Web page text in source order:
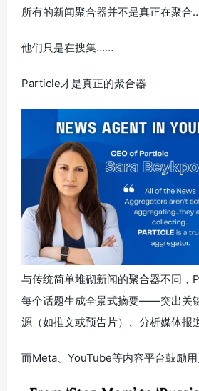
所有的新闻聚合器并不是真正在聚
他们只是在搜集……
Particle才是真正的聚合器
与传统简单堆砌新闻的聚合器不同，
每个话题生成全景式摘要——突出关
源（如推文或预告片）、分析媒体报
而Meta、YouTube等内容平台鼓励用